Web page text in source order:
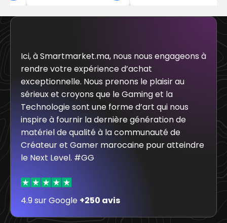
Ici, à Smartmarket.ma, nous nous engageons à
rendre votre expérience d’achat
exceptionnelle. Nous prenons le plaisir au
sérieux et croyons que le Gaming et la
Technologie sont une forme d’art qui nous
inspire à fournir la dernière génération de
matériel de qualité à la communauté de
Créateur et Gamer marocaine pour atteindre
le Next Level. #GG
4.9 sur Google +250 avis